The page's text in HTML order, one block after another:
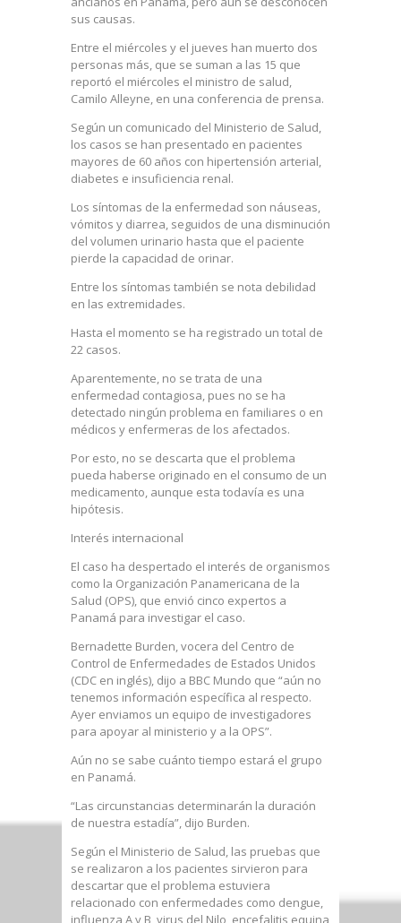
sus causas.
Entre el miércoles y el jueves han muerto dos
personas más, que se suman a las 15 que
reportó el miércoles el ministro de salud,
Camilo Alleyne, en una conferencia de prensa.
Según un comunicado del Ministerio de Salud,
los casos se han presentado en pacientes
mayores de 60 años con hipertensión arterial,
diabetes e insuficiencia renal.
Los síntomas de la enfermedad son náuseas,
vómitos y diarrea, seguidos de una disminución
del volumen urinario hasta que el paciente
pierde la capacidad de orinar.
Entre los síntomas también se nota debilidad
en las extremidades.
Hasta el momento se ha registrado un total de
22 casos.
Aparentemente, no se trata de una
enfermedad contagiosa, pues no se ha
detectado ningún problema en familiares o en
médicos y enfermeras de los afectados.
Por esto, no se descarta que el problema
pueda haberse originado en el consumo de un
medicamento, aunque esta todavía es una
hipótesis.
Interés internacional
El caso ha despertado el interés de organismos
como la Organización Panamericana de la
Salud (OPS), que envió cinco expertos a
Panamá para investigar el caso.
Bernadette Burden, vocera del Centro de
Control de Enfermedades de Estados Unidos
(CDC en inglés), dijo a BBC Mundo que “aún no
tenemos información específica al respecto.
Ayer enviamos un equipo de investigadores
para apoyar al ministerio y a la OPS”.
Aún no se sabe cuánto tiempo estará el grupo
en Panamá.
“Las circunstancias determinarán la duración
de nuestra estadía”, dijo Burden.
Según el Ministerio de Salud, las pruebas que
se realizaron a los pacientes sirvieron para
descartar que el problema estuviera
relacionado con enfermedades como dengue,
influenza A y B, virus del Nilo, encefalitis equina